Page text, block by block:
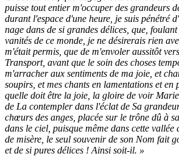
puisse tout entier m'occuper des grandeurs
durant l'espace d'une heure, je suis pénétré
nage dans de si grandes délices, que,
vanités de ce monde, je ne désirerais rien
m'était permis, que de m'envoler aussitôt
Transport, avant que le soin des choses
m'arracher aux sentiments de ma joie, et
soupirs, et mes chants en lamentations et en
quelle doit être la joie, la gloire de voir
de La contempler dans l'éclat de Sa
chœurs des anges, placée sur le trône dû à
dans le ciel, puisque même dans cette vallée
de misère, le seul souvenir de son Nom fait
et de si pures délices ! Ainsi soit-il. »